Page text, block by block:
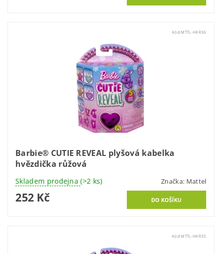
Kód:MTTL-HKR36
Barbie® CUTIE REVEAL plyšová kabelka
hvězdička růžová
Skladem prodejna(>2 ks) Značka: Mattel
252 Kč
Kód:MTTL-HKR35